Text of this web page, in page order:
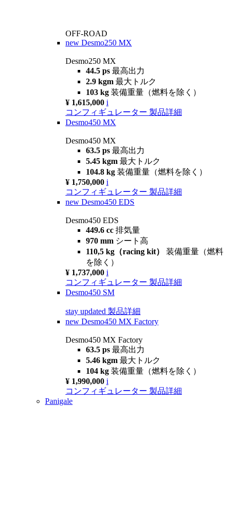
OFF-ROAD
new Desmo250 MX
Desmo250 MX
44.5 ps 最高出力
2.9 kgm 最大トルク
103 kg 装備重量（燃料を除く）
¥ 1,615,000 i
コンフィギュレーター 製品詳細
Desmo450 MX
Desmo450 MX
63.5 ps 最高出力
5.45 kgm 最大トルク
104.8 kg 装備重量（燃料を除く）
¥ 1,750,000 i
コンフィギュレーター 製品詳細
new Desmo450 EDS
Desmo450 EDS
449.6 cc 排気量
970 mm シート高
110,5 kg（racing kit） 装備重量（燃料
を除く）
¥ 1,737,000 i
コンフィギュレーター 製品詳細
Desmo450 SM
stay updated 製品詳細
new Desmo450 MX Factory
Desmo450 MX Factory
63.5 ps 最高出力
5.46 kgm 最大トルク
104 kg 装備重量（燃料を除く）
¥ 1,990,000 i
コンフィギュレーター 製品詳細
Panigale